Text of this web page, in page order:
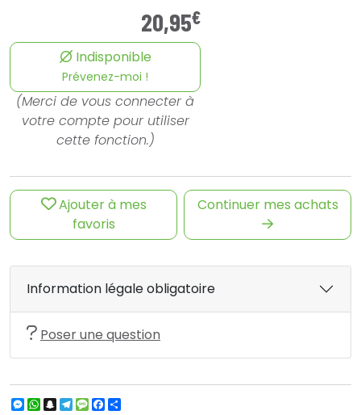
20,95€
Indisponible
Prévenez-moi !
(Merci de vous connecter à
votre compte pour utiliser
cette fonction.)
Ajouter à mes
favoris
Continuer mes achats
Information légale obligatoire
Poser une question
Messenger
WhatsApp
Snapchat
Telegram
Message
Facebook